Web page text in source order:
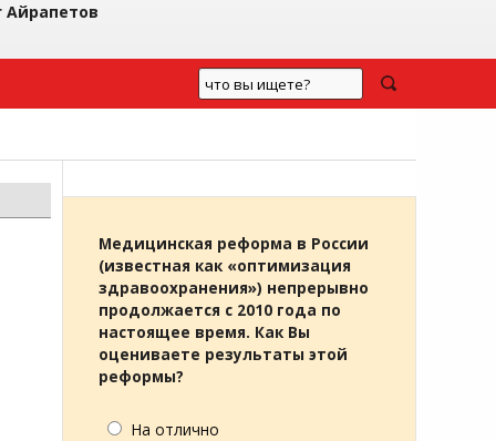
Айрапетов
Медицинская реформа в России
(известная как «оптимизация
здравоохранения») непрерывно
продолжается с 2010 года по
настоящее время. Как Вы
оцениваете результаты этой
реформы?
На отлично